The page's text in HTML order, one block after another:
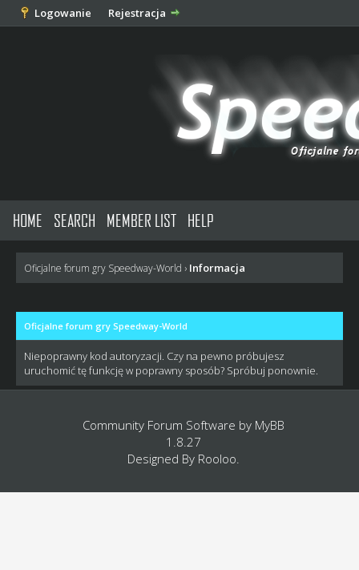
Logowanie Rejestracja
HOME SEARCH MEMBER LIST HELP
Oficjalne forum gry Speedway-World › Informacja
Oficjalne forum gry Speedway-World
Niepoprawny kod autoryzacji. Czy na pewno próbujesz
uruchomić tę funkcję w poprawny sposób? Spróbuj ponownie.
Community Forum Software by MyBB
1.8.27
Designed By Rooloo.